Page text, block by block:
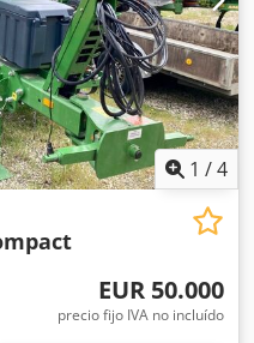
1 /4
EUR 50.000
precio fijo IVA no incluído